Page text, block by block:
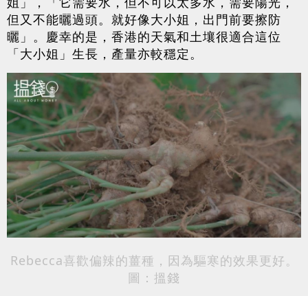
但又不能曬過頭。就好像大小姐，出門前要擦防
曬」。慶幸的是，香港的天氣和土壤很適合這位
「大小姐」生長，產量亦較穩定。
Rebecca喜歡偏辣的薑種，因為驅寒的效果更好。
圖：搵錢